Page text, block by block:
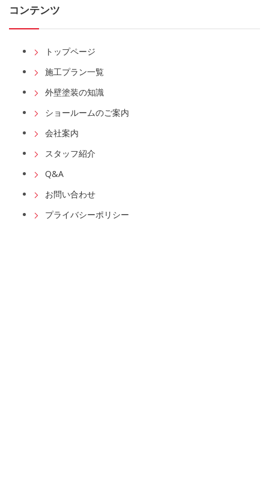
コンテンツ
トップページ
施工プラン一覧
外壁塗装の知識
ショールームのご案内
会社案内
スタッフ紹介
Q&A
お問い合わせ
プライバシーポリシー